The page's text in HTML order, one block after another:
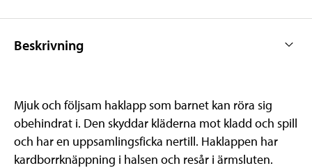
Beskrivning
Mjuk och följsam haklapp som barnet kan röra sig
obehindrat i. Den skyddar kläderna mot kladd och spill
och har en uppsamlingsficka nertill. Haklappen har
kardborrknäppning i halsen och resår i ärmsluten.